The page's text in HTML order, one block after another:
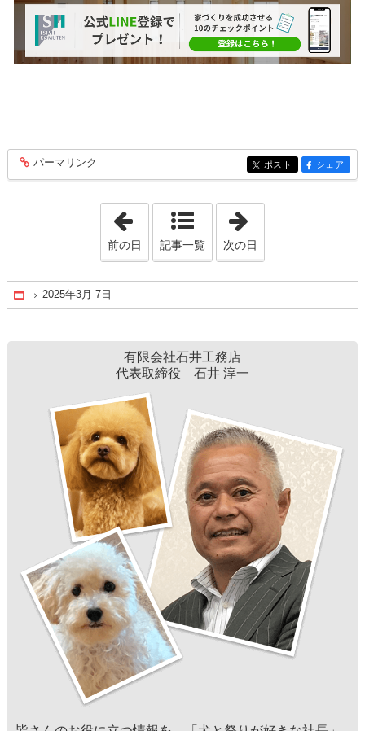
entry340
パーマリンク entry340
ポスト entry340
シェア
「2025年2月11日」
前の日 記事一覧 次の日
Home
2025年3月 7日
有限会社石井工務店
代表取締役 石井 淳一